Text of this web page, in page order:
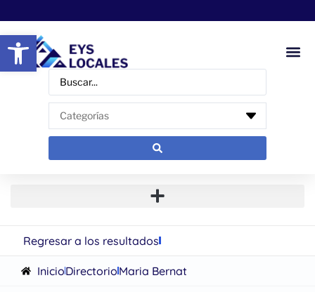
Abrir barra de herramientas
Regresar a los resultados
InicioDirectorioMaria Bernat